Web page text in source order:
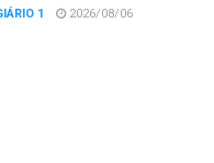
1 2026/08/06